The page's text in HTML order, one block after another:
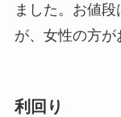
ました。お値
が、女性の方が
利回り